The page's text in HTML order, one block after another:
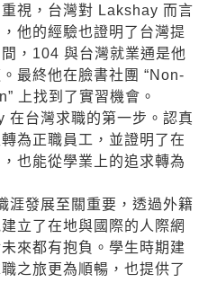
視，台灣對 Lakshay 而言
他的經驗也證明了台灣提
，104 與台灣就業通是他
最終他在臉書社團 “Non-
上找到了實習機會。
在台灣求職的第一步。認真
為正職員工，並證明了在
也能從學業上的追求轉為
涯發展至關重要，透過外籍
立了在地與國際的人際網
來都有抱負。學生時期建
之旅更為順暢，也提供了